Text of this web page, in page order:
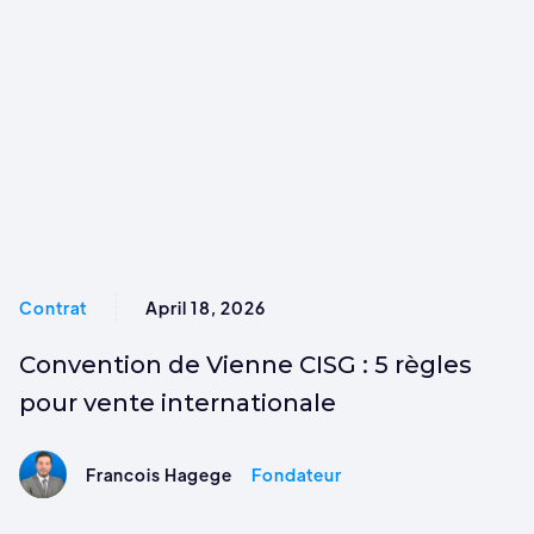
Contrat April 18, 2026
Convention de Vienne CISG : 5 règles
pour vente internationale
Francois Hagege Fondateur